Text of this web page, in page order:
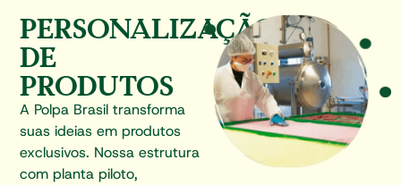
PERSONALIZAÇÃO
DE
PRODUTOS
A Polpa Brasil transforma
suas ideias em produtos
exclusivos. Nossa estrutura
com planta piloto,